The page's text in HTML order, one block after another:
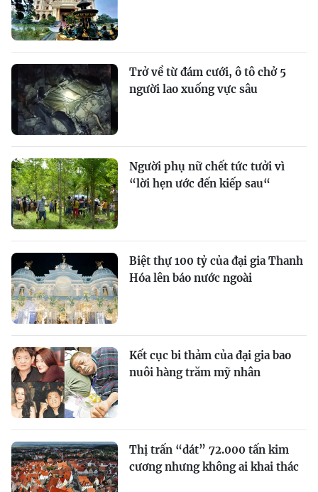
Trở về từ đám cưới, ô tô chở 5
người lao xuống vực sâu
Người phụ nữ chết tức tưởi vì
“lời hẹn ước đến kiếp sau“
Biệt thự 100 tỷ của đại gia Thanh
Hóa lên báo nước ngoài
Kết cục bi thảm của đại gia bao
nuôi hàng trăm mỹ nhân
Thị trấn “dát” 72.000 tấn kim
cương nhưng không ai khai thác